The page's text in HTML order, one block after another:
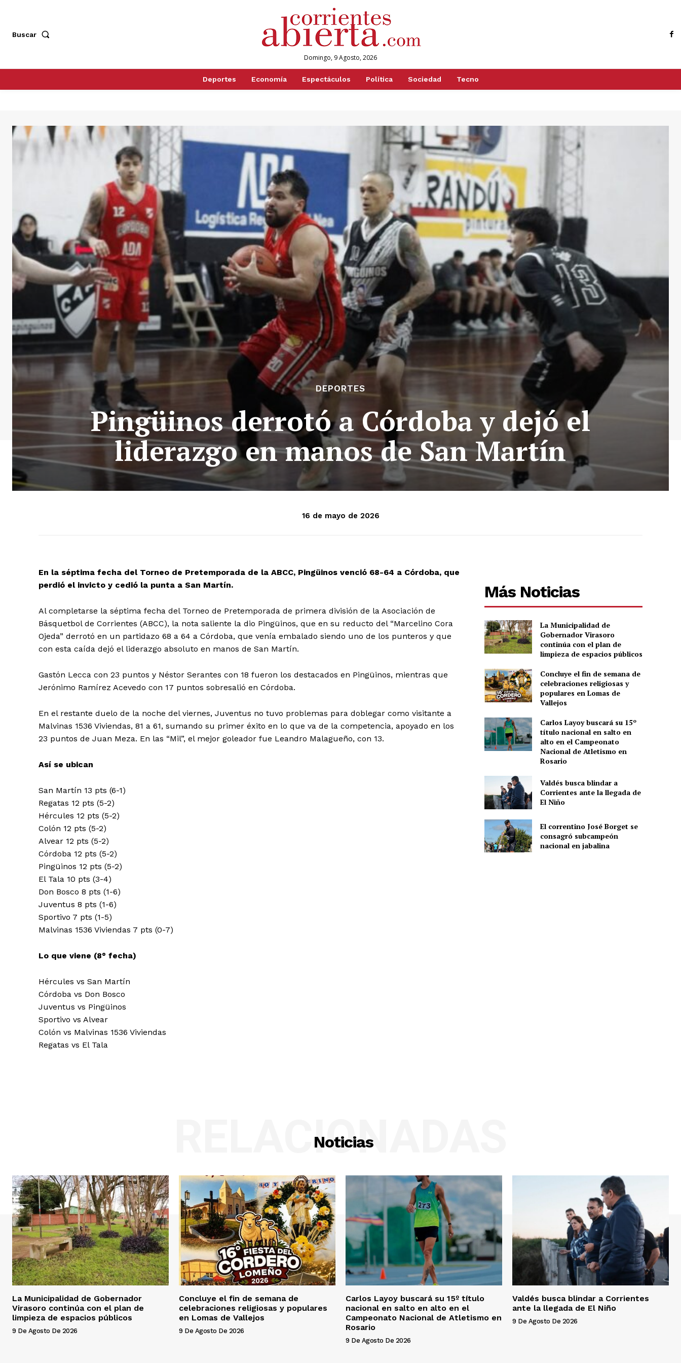
Buscar
Domingo, 9 Agosto, 2026
Deportes Economía Espectáculos Política Sociedad Tecno
DEPORTES
Pingüinos derrotó a Córdoba y dejó el
liderazgo en manos de San Martín
16 de mayo de 2026
En la séptima fecha del Torneo de Pretemporada de la ABCC, Pingüinos venció 68-64 a Córdoba, que
perdió el invicto y cedió la punta a San Martín.
Al completarse la séptima fecha del Torneo de Pretemporada de primera división de la Asociación de
Básquetbol de Corrientes (ABCC), la nota saliente la dio Pingüinos, que en su reducto del “Marcelino Cora
Ojeda” derrotó en un partidazo 68 a 64 a Córdoba, que venía embalado siendo uno de los punteros y que
con esta caída dejó el liderazgo absoluto en manos de San Martín.
Gastón Lecca con 23 puntos y Néstor Serantes con 18 fueron los destacados en Pingüinos, mientras que
Jerónimo Ramírez Acevedo con 17 puntos sobresalió en Córdoba.
En el restante duelo de la noche del viernes, Juventus no tuvo problemas para doblegar como visitante a
Malvinas 1536 Viviendas, 81 a 61, sumando su primer éxito en lo que va de la competencia, apoyado en los
23 puntos de Juan Meza. En las “Mil”, el mejor goleador fue Leandro Malagueño, con 13.
Así se ubican
San Martín 13 pts (6-1)
Regatas 12 pts (5-2)
Hércules 12 pts (5-2)
Colón 12 pts (5-2)
Alvear 12 pts (5-2)
Córdoba 12 pts (5-2)
Pingüinos 12 pts (5-2)
El Tala 10 pts (3-4)
Don Bosco 8 pts (1-6)
Juventus 8 pts (1-6)
Sportivo 7 pts (1-5)
Malvinas 1536 Viviendas 7 pts (0-7)
Lo que viene (8° fecha)
Hércules vs San Martín
Córdoba vs Don Bosco
Juventus vs Pingüinos
Sportivo vs Alvear
Colón vs Malvinas 1536 Viviendas
Regatas vs El Tala
Más Noticias
La Municipalidad de
Gobernador Virasoro
continúa con el plan de
limpieza de espacios públicos
Concluye el fin de semana de
celebraciones religiosas y
populares en Lomas de
Vallejos
Carlos Layoy buscará su 15º
título nacional en salto en
alto en el Campeonato
Nacional de Atletismo en
Rosario
Valdés busca blindar a
Corrientes ante la llegada de
El Niño
El correntino José Borget se
consagró subcampeón
nacional en jabalina
Noticias
RELACIONADAS
La Municipalidad de Gobernador
Virasoro continúa con el plan de
limpieza de espacios públicos
9 De Agosto De 2026
Concluye el fin de semana de
celebraciones religiosas y populares
en Lomas de Vallejos
9 De Agosto De 2026
Carlos Layoy buscará su 15º título
nacional en salto en alto en el
Campeonato Nacional de Atletismo en
Rosario
9 De Agosto De 2026
Valdés busca blindar a Corrientes
ante la llegada de El Niño
9 De Agosto De 2026